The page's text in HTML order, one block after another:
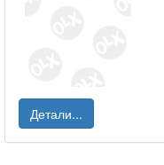
Детали...